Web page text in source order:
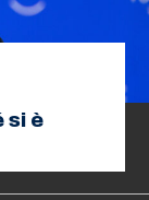
si è